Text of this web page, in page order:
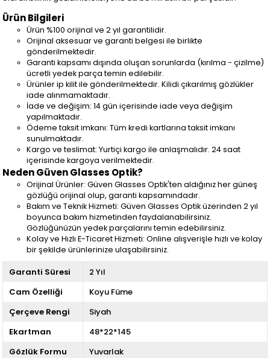
Ürün Bilgileri
Ürün %100 orijinal ve 2 yıl garantilidir.
Orijinal aksesuar ve garanti belgesi ile birlikte
gönderilmektedir.
Garanti kapsamı dışında oluşan sorunlarda (kırılma - çizilme)
ücretli yedek parça temin edilebilir.
Ürünler ip kilit ile gönderilmektedir. Kilidi çıkarılmış gözlükler
iade alınmamaktadır.
İade ve değişim: 14 gün içerisinde iade veya değişim
yapılmaktadır.
Ödeme taksit imkanı: Tüm kredi kartlarına taksit imkanı
sunulmaktadır.
Kargo ve teslimat: Yurtiçi kargo ile anlaşmalıdır. 24 saat
içerisinde kargoya verilmektedir.
Neden Güven Glasses Optik?
Orijinal Ürünler: Güven Glasses Optik'ten aldığınız her güneş
gözlüğü orijinal olup, garanti kapsamındadır.
Bakım ve Teknik Hizmeti: Güven Glasses Optik üzerinden 2 yıl
boyunca bakım hizmetinden faydalanabilirsiniz.
Gözlüğünüzün yedek parçalarını temin edebilirsiniz.
Kolay ve Hızlı E-Ticaret Hizmeti: Online alışverişle hızlı ve kolay
bir şekilde ürünlerinize ulaşabilirsiniz.
Garanti Süresi
2 Yıl
Cam Özelliği
Koyu Füme
Çerçeve Rengi
Siyah
Ekartman
48*22*145
Gözlük Formu
Yuvarlak